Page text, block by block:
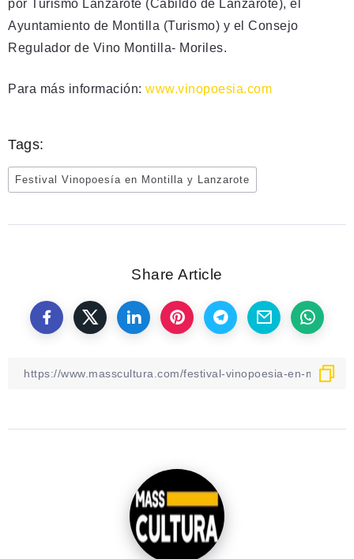
por Turismo Lanzarote (Cabildo de Lanzarote), el
Ayuntamiento de Montilla (Turismo) y el Consejo
Regulador de Vino Montilla- Moriles.
Para más información: www.vinopoesia.com
Tags:
Festival Vinopoesía en Montilla y Lanzarote
Share Article